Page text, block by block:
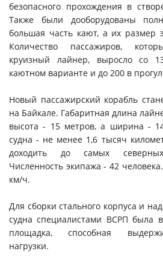
безопасного прохождения в
Также были дооборудованы
большая часть кают, а их размер
Количество пассажиров,
круизный лайнер, выросло со
каютном варианте и до 200 в
Новый пассажирский корабль
на Байкале. Габаритная длина
высота - 15 метров, а ширина -
судна - не менее 1,6 тысяч
доходить до самых
Численность экипажа - 42
км/ч.
Для сборки стального корпуса и
судна специалистами ВСРП была
площадка, способная
нагрузки.